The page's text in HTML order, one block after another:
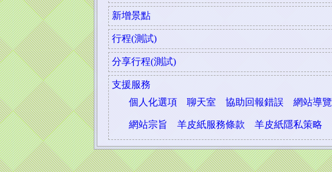
新增景點
行程(測試)
分享行程(測試)
支援服務
個人化選項
聊天室 協助回報錯誤 網站導覽
網站宗旨 羊皮紙服務條款 羊皮紙隱私策略